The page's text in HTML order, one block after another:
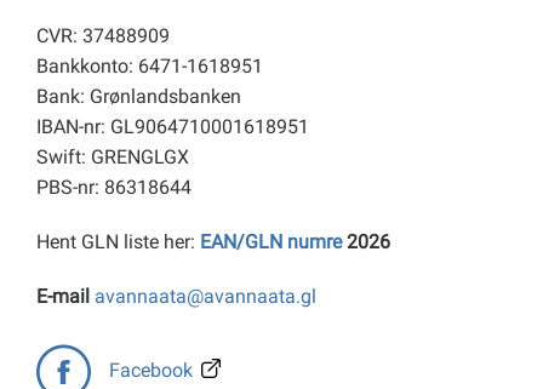
CVR: 37488909
Bankkonto: 6471-1618951
Bank: Grønlandsbanken
IBAN-nr: GL9064710001618951
Swift: GRENGLGX
PBS-nr: 86318644
Hent GLN liste her: EAN/GLN numre2026
E-mail avannaata@avannaata.gl
Facebook